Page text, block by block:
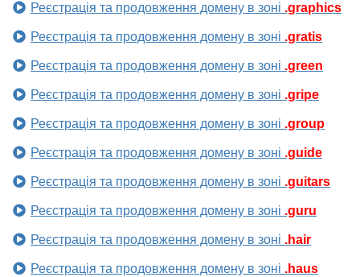
Реєстрація та продовження домену в зоні .graphics
Реєстрація та продовження домену в зоні .gratis
Реєстрація та продовження домену в зоні .green
Реєстрація та продовження домену в зоні .gripe
Реєстрація та продовження домену в зоні .group
Реєстрація та продовження домену в зоні .guide
Реєстрація та продовження домену в зоні .guitars
Реєстрація та продовження домену в зоні .guru
Реєстрація та продовження домену в зоні .hair
Реєстрація та продовження домену в зоні .haus